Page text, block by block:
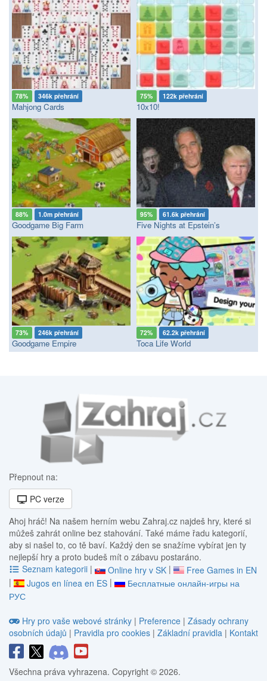
78% 346k přehrání
Mahjong Cards
75% 122k přehrání
10x10!
88% 1.0m přehrání
Goodgame Big Farm
95% 61.6k přehrání
Five Nights at Epstein’s
73% 246k přehrání
Goodgame Empire
72% 62.2k přehrání
Toca Life World
Přepnout na:
PC verze
Ahoj hráč! Na našem herním webu Zahraj.cz najdeš hry, které si
můžeš zahrát online bez stahování. Také máme řadu kategorií,
aby si našel to, co tě baví. Každý den se snažíme vybírat jen ty
nejlepší hry a proto budeš mít o zábavu postaráno.
Seznam kategorii | Online hry v SK |
Free Games in EN
|
Jugos en línea en ES |
Бесплатные онлайн-игры на
РУС
Hry pro vaše webové stránky | Preference | Zásady ochrany
osobních údajů | Pravidla pro cookies | Základní pravidla | Kontakt
Všechna práva vyhrazena. Copyright © 2026.